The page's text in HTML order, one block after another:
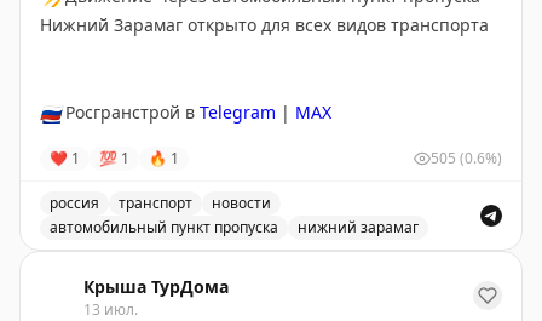
превышает 1,45¢. На некоторых маршрутах баллы
Tyler Glatt | Original
Нижний Зарамаг открыто для всех видов транспорта
🇷🇺Росгранстрой в Telegram | MAX
❤ 1 💯 1 🔥 1 505 (0.6%)
россия транспорт
новости
автомобильный пункт пропуска
нижний зарамаг
Крыша ТурДома
13 июл.